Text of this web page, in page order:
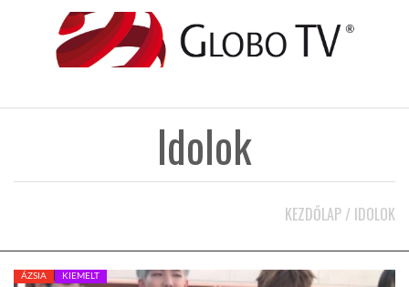
AFRIKA
Idolok
KEZDŐLAP / IDOLOK
ÁZSIA KIEMELT